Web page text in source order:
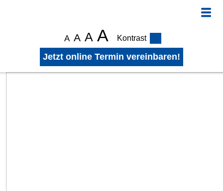
A A A A Kontrast
Jetzt online Termin vereinbaren!